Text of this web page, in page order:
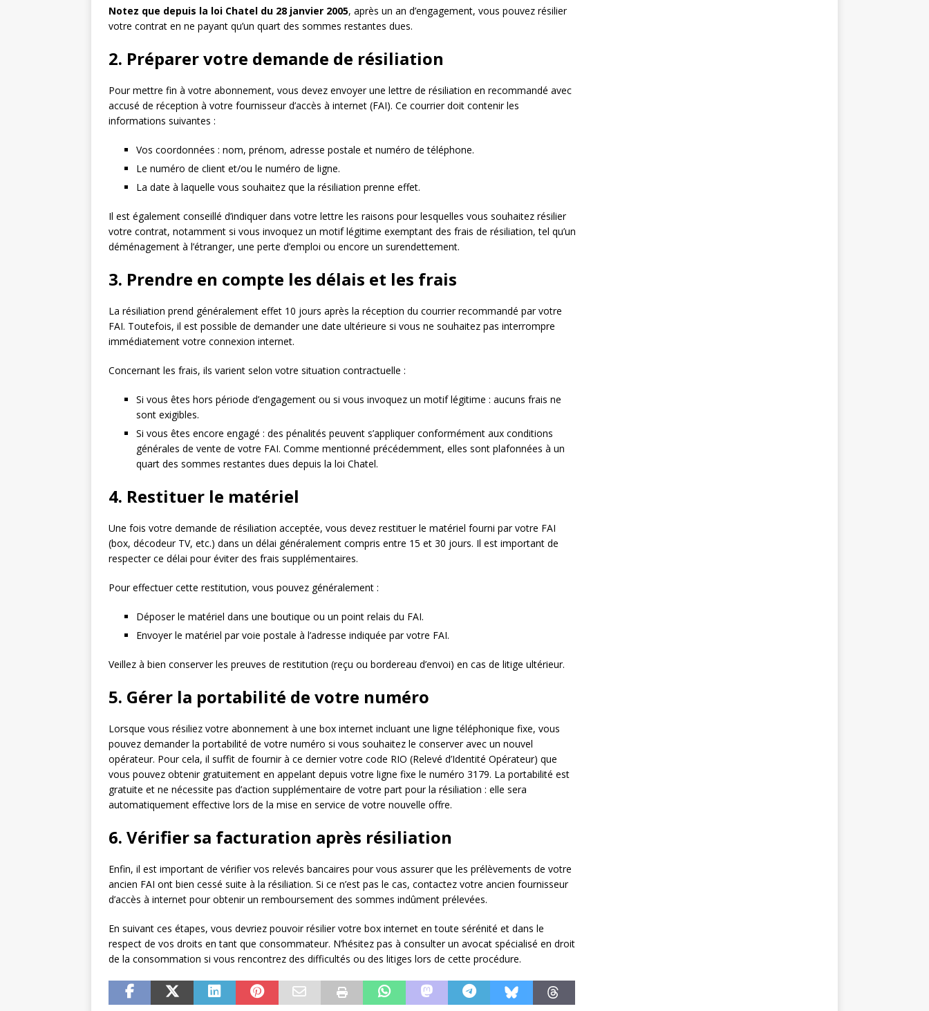
Notez que depuis la loi Chatel du 28 janvier 2005, après un an d’engagement, vous pouvez résilier
votre contrat en ne payant qu’un quart des sommes restantes dues.
2. Préparer votre demande de résiliation
Pour mettre fin à votre abonnement, vous devez envoyer une lettre de résiliation en recommandé avec
accusé de réception à votre fournisseur d’accès à internet (FAI). Ce courrier doit contenir les
informations suivantes :
Vos coordonnées : nom, prénom, adresse postale et numéro de téléphone.
Le numéro de client et/ou le numéro de ligne.
La date à laquelle vous souhaitez que la résiliation prenne effet.
Il est également conseillé d’indiquer dans votre lettre les raisons pour lesquelles vous souhaitez résilier
votre contrat, notamment si vous invoquez un motif légitime exemptant des frais de résiliation, tel qu’un
déménagement à l’étranger, une perte d’emploi ou encore un surendettement.
3. Prendre en compte les délais et les frais
La résiliation prend généralement effet 10 jours après la réception du courrier recommandé par votre
FAI. Toutefois, il est possible de demander une date ultérieure si vous ne souhaitez pas interrompre
immédiatement votre connexion internet.
Concernant les frais, ils varient selon votre situation contractuelle :
Si vous êtes hors période d’engagement ou si vous invoquez un motif légitime : aucuns frais ne
sont exigibles.
Si vous êtes encore engagé : des pénalités peuvent s’appliquer conformément aux conditions
générales de vente de votre FAI. Comme mentionné précédemment, elles sont plafonnées à un
quart des sommes restantes dues depuis la loi Chatel.
4. Restituer le matériel
Une fois votre demande de résiliation acceptée, vous devez restituer le matériel fourni par votre FAI
(box, décodeur TV, etc.) dans un délai généralement compris entre 15 et 30 jours. Il est important de
respecter ce délai pour éviter des frais supplémentaires.
Pour effectuer cette restitution, vous pouvez généralement :
Déposer le matériel dans une boutique ou un point relais du FAI.
Envoyer le matériel par voie postale à l’adresse indiquée par votre FAI.
Veillez à bien conserver les preuves de restitution (reçu ou bordereau d’envoi) en cas de litige ultérieur.
5. Gérer la portabilité de votre numéro
Lorsque vous résiliez votre abonnement à une box internet incluant une ligne téléphonique fixe, vous
pouvez demander la portabilité de votre numéro si vous souhaitez le conserver avec un nouvel
opérateur. Pour cela, il suffit de fournir à ce dernier votre code RIO (Relevé d’Identité Opérateur) que
vous pouvez obtenir gratuitement en appelant depuis votre ligne fixe le numéro 3179. La portabilité est
gratuite et ne nécessite pas d’action supplémentaire de votre part pour la résiliation : elle sera
automatiquement effective lors de la mise en service de votre nouvelle offre.
6. Vérifier sa facturation après résiliation
Enfin, il est important de vérifier vos relevés bancaires pour vous assurer que les prélèvements de votre
ancien FAI ont bien cessé suite à la résiliation. Si ce n’est pas le cas, contactez votre ancien fournisseur
d’accès à internet pour obtenir un remboursement des sommes indûment prélevées.
En suivant ces étapes, vous devriez pouvoir résilier votre box internet en toute sérénité et dans le
respect de vos droits en tant que consommateur. N’hésitez pas à consulter un avocat spécialisé en droit
de la consommation si vous rencontrez des difficultés ou des litiges lors de cette procédure.